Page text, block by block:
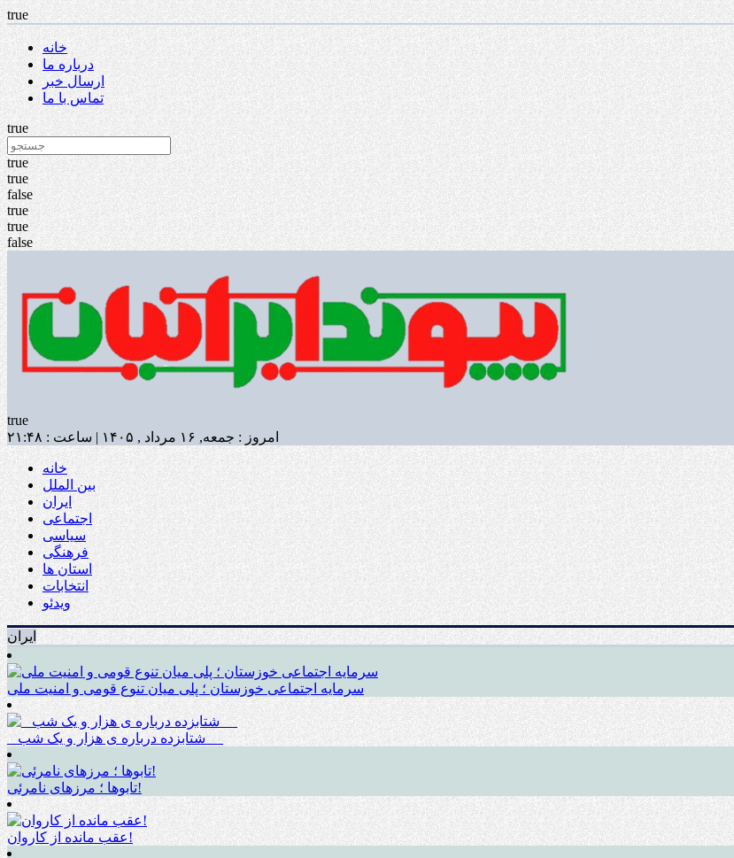
true
خانه
درباره ما
ارسال خبر
تماس با ما
true
true
true
false
true
true
false
true
امروز : جمعه, ۱۶ مرداد , ۱۴۰۵ | ساعت : ۲۱:۴۸
خانه
بین الملل
ایران
اجتماعی
سیاسی
فرهنگی
استان ها
انتخابات
ویدئو
ایران
سرمایه اجتماعی خوزستان ؛ پلی میان تنوع قومی و امنیت ملی
_ شتابزده درباره ی هزار و یک شب __
تابوها ؛ مرزهای نامرئی!
عقب مانده از کاروان!